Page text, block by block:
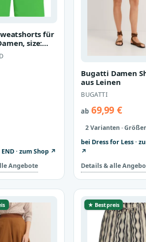
für
size:
by Lands'
· zum Shop ↗
Angebote
Bugatti Damen
aus Leinen
BUGATTI
ab 69,99 €
2 Varianten ·
bei Dress for Less ·
↗
Details & alle
★ Bestpreis